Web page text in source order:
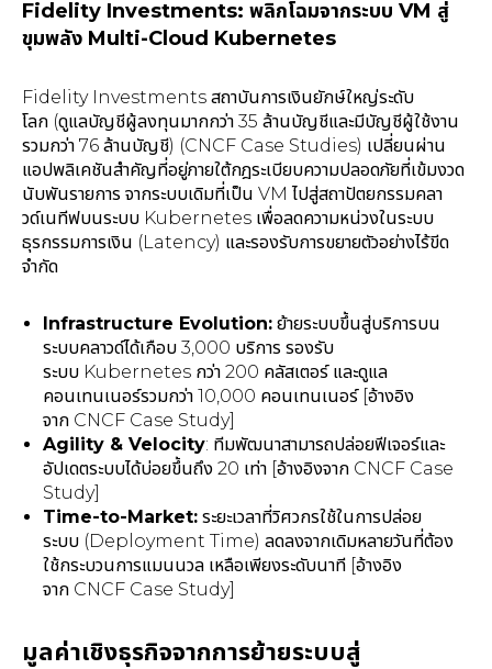
Fidelity Investments: พลิกโฉมจากระบบ VM สู่
ขุมพลัง Multi-Cloud Kubernetes
Fidelity Investments สถาบันการเงินยักษ์ใหญ่ระดับ
โลก (ดูแลบัญชีผู้ลงทุนมากกว่า 35 ล้านบัญชีและมีบัญชีผู้ใช้งาน
รวมกว่า 76 ล้านบัญชี) (CNCF Case Studies) เปลี่ยนผ่าน
แอปพลิเคชันสำคัญที่อยู่ภายใต้กฎระเบียบความปลอดภัยที่เข้มงวด
นับพันรายการ จากระบบเดิมที่เป็น VM ไปสู่สถาปัตยกรรมคลา
วด์เนทีฟบนระบบ Kubernetes เพื่อลดความหน่วงในระบบ
ธุรกรรมการเงิน (Latency) และรองรับการขยายตัวอย่างไร้ขีด
จำกัด
Infrastructure Evolution: ย้ายระบบขึ้นสู่บริการบน
ระบบคลาวด์ได้เกือบ 3,000 บริการ รองรับ
ระบบ Kubernetes กว่า 200 คลัสเตอร์ และดูแล
คอนเทนเนอร์รวมกว่า 10,000 คอนเทนเนอร์ [อ้างอิง
จาก CNCF Case Study]
Agility & Velocity: ทีมพัฒนาสามารถปล่อยฟีเจอร์และ
อัปเดตระบบได้บ่อยขึ้นถึง 20 เท่า [อ้างอิงจาก CNCF Case
Study]
Time-to-Market: ระยะเวลาที่วิศวกรใช้ในการปล่อย
ระบบ (Deployment Time) ลดลงจากเดิมหลายวันที่ต้อง
ใช้กระบวนการแมนนวล เหลือเพียงระดับนาที [อ้างอิง
จาก CNCF Case Study]
มูลค่าเชิงธุรกิจจากการย้ายระบบสู่